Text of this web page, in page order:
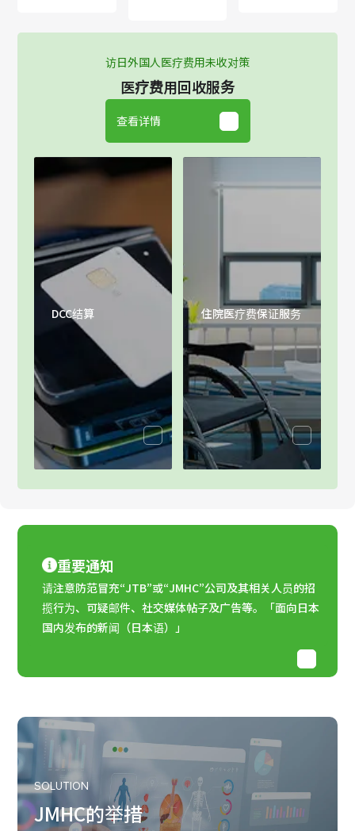
访日外国人医疗费用未收对策
医疗费用回收服务
查看详情
DCC结算 住院医疗费保证服务
重要通知
请注意防范冒充“JTB”或“JMHC”公司及其相关人员的招
揽行为、可疑邮件、社交媒体帖子及广告等。「面向日本
国内发布的新闻（日本语）」
SOLUTION
JMHC的举措